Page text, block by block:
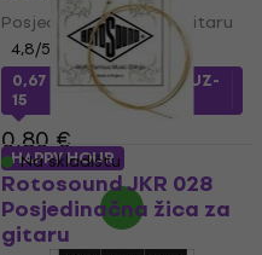
Posjedinačna žica za gitaru
4,8/5
0,67 €s kodomMUZMUZ-
15
0,80 €
Na skladištu
Rotosound JKR 028
Posjedinačna žica za
gitaru
HAPPY HOUR